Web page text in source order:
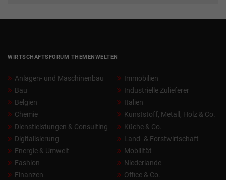
WIRTSCHAFTSFORUM THEMENWELTEN
Anlagen- und Maschinenbau
Bau
Belgien
Chemie
Dienstleistungen & Consulting
Digitalisierung
Energie & Umwelt
Fashion
Finanzen
Immobilien
Industrielle Zulieferer
Italien
Kunststoff, Metall, Holz & Co.
Küche & Co.
Land- & Forstwirtschaft
Mobilität
Niederlande
Office & Co.